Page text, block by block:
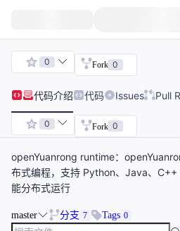
0 Fork 0
代码介绍 代码 Issues Pull
0 Fork 0
openYuanrong runtime：
布式编程，支持 Python、Java、C++
能分布式运行
master 分支 7 Tags 0